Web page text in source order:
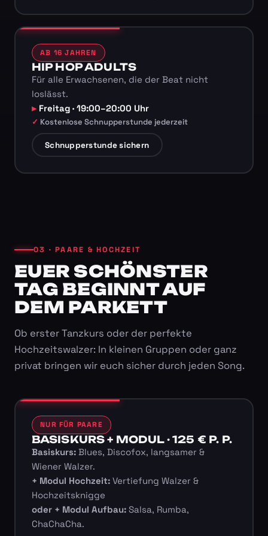
AB 16 JAHREN
HIP HOP ADULTS
Für alle Erwachsenen, die der Beat nicht
loslässt.
Freitag · 19:00–20:00 Uhr
Kostenlose Schnupperstunde jederzeit
Schnupperstunde sichern
03 · PAARE & HOCHZEIT
EUER SCHÖNSTER
TAG BEGINNT AUF
DEM PARKETT
Ob erster Tanzkurs oder der perfekte
Hochzeitswalzer: In kleinen Gruppen oder ganz
privat bringen wir euch sicher durch jeden Song.
NUR FÜR PAARE
BASISKURS + MODUL · 125 € P. P.
Basiskurs:Blues, Discofox, langsamer &
Wiener Walzer.
+ Modul Hochzeit:Vertiefung Walzer &
Hochzeitsknigge
oder + Modul Aufbau:Salsa, Rumba,
ChaChaCha.